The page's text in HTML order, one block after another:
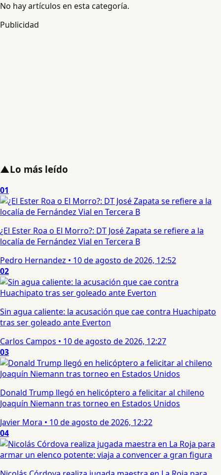
No hay artículos en esta categoría.
Publicidad
▲Lo más leído
01
¿El Ester Roa o El Morro?: DT José Zapata se refiere a la
localía de Fernández Vial en Tercera B
Pedro Hernandez • 10 de agosto de 2026, 12:52
02
Sin agua caliente: la acusación que cae contra Huachipato
tras ser goleado ante Everton
Carlos Campos • 10 de agosto de 2026, 12:27
03
Donald Trump llegó en helicóptero a felicitar al chileno
Joaquín Niemann tras torneo en Estados Unidos
Javier Mora • 10 de agosto de 2026, 12:22
04